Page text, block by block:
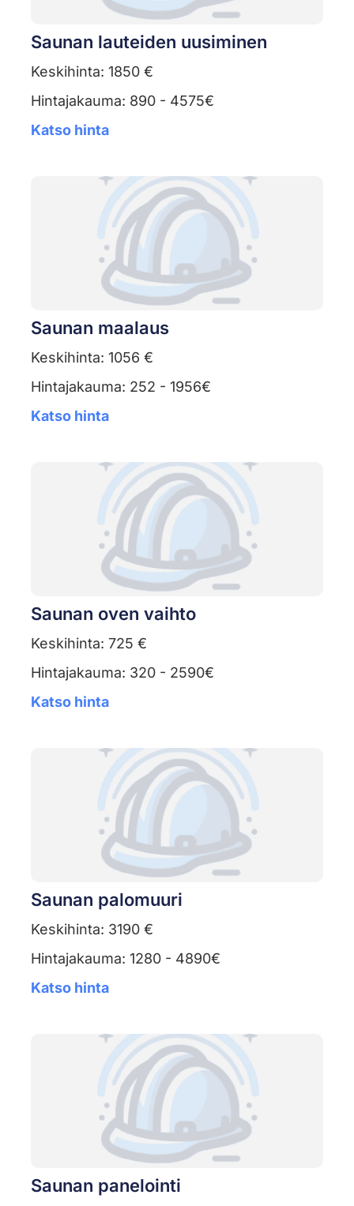
Saunan lauteiden uusiminen
Keskihinta: 1850 €
Hintajakauma: 890 - 4575€
Katso hinta
Saunan maalaus
Keskihinta: 1056 €
Hintajakauma: 252 - 1956€
Katso hinta
Saunan oven vaihto
Keskihinta: 725 €
Hintajakauma: 320 - 2590€
Katso hinta
Saunan palomuuri
Keskihinta: 3190 €
Hintajakauma: 1280 - 4890€
Katso hinta
Saunan panelointi